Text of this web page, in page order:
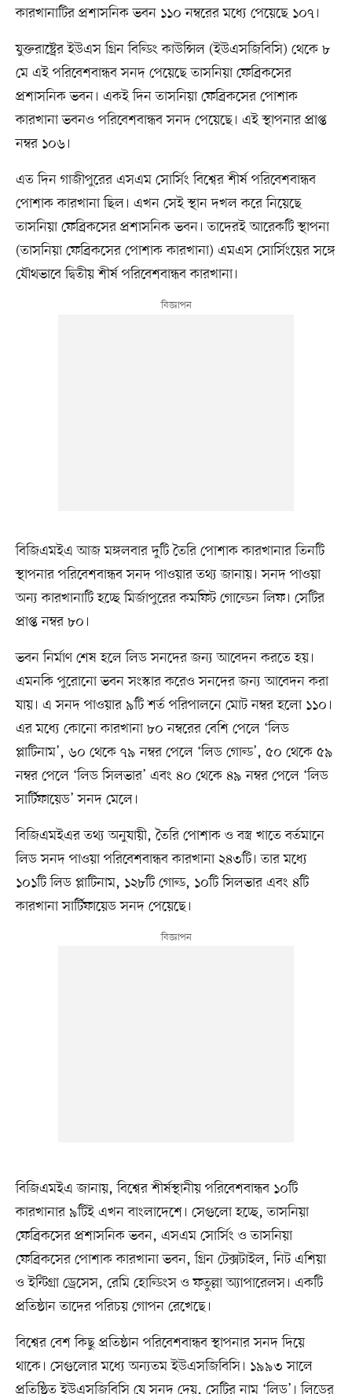
কারখানাটির প্রশাসনিক ভবন ১১০ নম্বরের মধ্যে পেয়েছে ১০৭।
যুক্তরাষ্ট্রের ইউএস গ্রিন বিল্ডিং কাউন্সিল (ইউএসজিবিসি) থেকে ৮
মে এই পরিবেশবান্ধব সনদ পেয়েছে তাসনিয়া ফেব্রিকসের
প্রশাসনিক ভবন। একই দিন তাসনিয়া ফেব্রিকসের পোশাক
কারখানা ভবনও পরিবেশবান্ধব সনদ পেয়েছে। এই স্থাপনার প্রাপ্ত
নম্বর ১০৬।
এত দিন গাজীপুরের এসএম সোর্সিং বিশ্বের শীর্ষ পরিবেশবান্ধব
পোশাক কারখানা ছিল। এখন সেই স্থান দখল করে নিয়েছে
তাসনিয়া ফেব্রিকসের প্রশাসনিক ভবন। তাদেরই আরেকটি স্থাপনা
(তাসনিয়া ফেব্রিকসের পোশাক কারখানা) এমএস সোর্সিংয়ের সঙ্গে
যৌথভাবে দ্বিতীয় শীর্ষ পরিবেশবান্ধব কারখানা।
বিজিএমইএ আজ মঙ্গলবার দুটি তৈরি পোশাক কারখানার তিনটি
স্থাপনার পরিবেশবান্ধব সনদ পাওয়ার তথ্য জানায়। সনদ পাওয়া
অন্য কারখানাটি হচ্ছে মির্জাপুরের কমফিট গোল্ডেন লিফ। সেটির
প্রাপ্ত নম্বর ৮০।
ভবন নির্মাণ শেষ হলে লিড সনদের জন্য আবেদন করতে হয়।
এমনকি পুরোনো ভবন সংস্কার করেও সনদের জন্য আবেদন করা
যায়। এ সনদ পাওয়ার ৯টি শর্ত পরিপালনে মোট নম্বর হলো ১১০।
এর মধ্যে কোনো কারখানা ৮০ নম্বরের বেশি পেলে ‘লিড
প্লাটিনাম’, ৬০ থেকে ৭৯ নম্বর পেলে ‘লিড গোল্ড’, ৫০ থেকে ৫৯
নম্বর পেলে ‘লিড সিলভার’ এবং ৪০ থেকে ৪৯ নম্বর পেলে ‘লিড
সার্টিফায়েড’ সনদ মেলে।
বিজিএমইএর তথ্য অনুযায়ী, তৈরি পোশাক ও বস্ত্র খাতে বর্তমানে
লিড সনদ পাওয়া পরিবেশবান্ধব কারখানা ২৪৩টি। তার মধ্যে
১০১টি লিড প্লাটিনাম, ১২৮টি গোল্ড, ১০টি সিলভার এবং ৪টি
কারখানা সার্টিফায়েড সনদ পেয়েছে।
বিজিএমইএ জানায়, বিশ্বের শীর্ষস্থানীয় পরিবেশবান্ধব ১০টি
কারখানার ৯টিই এখন বাংলাদেশে। সেগুলো হচ্ছে, তাসনিয়া
ফেব্রিকসের প্রশাসনিক ভবন, এসএম সোর্সিং ও তাসনিয়া
ফেব্রিকসের পোশাক কারখানা ভবন, গ্রিন টেক্সটাইল, নিট এশিয়া
ও ইন্টিগ্রা ড্রেসেস, রেমি হোল্ডিংস ও ফতুল্লা অ্যাপারেলস। একটি
প্রতিষ্ঠান তাদের পরিচয় গোপন রেখেছে।
বিশ্বের বেশ কিছু প্রতিষ্ঠান পরিবেশবান্ধব স্থাপনার সনদ দিয়ে
থাকে। সেগুলোর মধ্যে অন্যতম ইউএসজিবিসি। ১৯৯৩ সালে